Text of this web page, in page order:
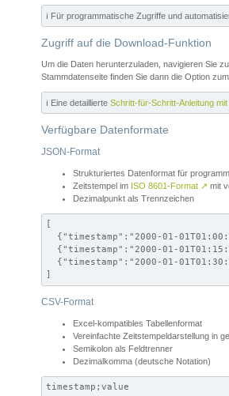
ℹ️ Für programmatische Zugriffe und
Zugriff auf die Download-Funktion
Um die Daten herunterzuladen, navigieren Sie
Stammdatenseite finden Sie dann die Option
ℹ️ Eine detaillierte Schritt-für-Schritt-Anleitung
Verfügbare Datenformate
JSON-Format
Strukturiertes Datenformat für
Zeitstempel im ISO 8601-Format ↗ mit
Dezimalpunkt als Trennzeichen
[
{"timestamp":"2000-01-
{"timestamp":"2000-01-
{"timestamp":"2000-01-
]
CSV-Format
Excel-kompatibles Tabellenformat
Vereinfachte Zeitstempeldarstellung in
Semikolon als Feldtrenner
Dezimalkomma (deutsche Notation)
timestamp;value